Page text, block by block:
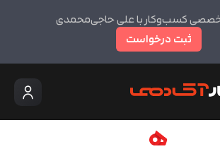
کسب‌وکار با علی حاجی‌محمدی
ثبت درخواست